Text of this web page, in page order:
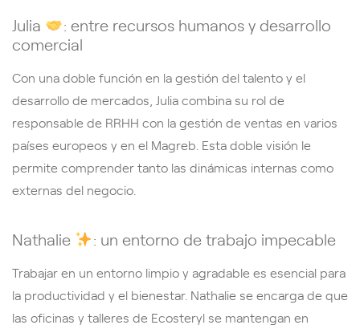
Julia
: entre recursos humanos y desarrollo
comercial
Con una doble función en la gestión del talento y el
desarrollo de mercados, Julia combina su rol de
responsable de RRHH con la gestión de ventas en varios
países europeos y en el Magreb. Esta doble visión le
permite comprender tanto las dinámicas internas como
externas del negocio.
Nathalie : un entorno de trabajo impecable
Trabajar en un entorno limpio y agradable es esencial para
la productividad y el bienestar. Nathalie se encarga de que
las oficinas y talleres de Ecosteryl se mantengan en